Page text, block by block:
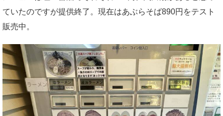
ていたのですが提供終了。現在はあぶらそば890円をテスト
販売中。